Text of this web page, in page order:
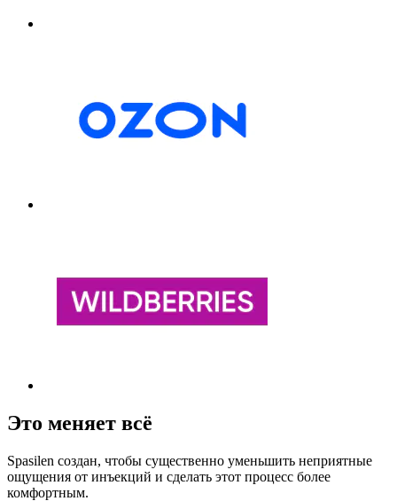
Это меняет всё
Spasilen создан, чтобы существенно уменьшить неприятные
ощущения от инъекций и сделать этот процесс более
комфортным.